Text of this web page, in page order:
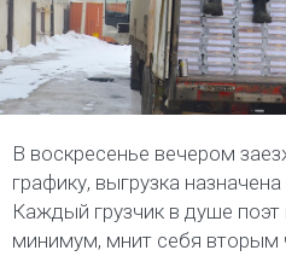
В воскресенье вечером
графику, выгрузка
Каждый грузчик в душе
минимум, мнит себя вторым